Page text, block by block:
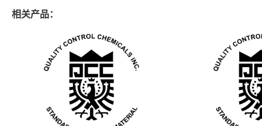
相关产品：